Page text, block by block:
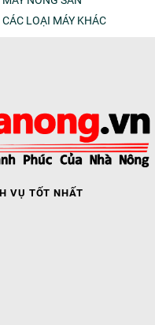
CÁC LOẠI MÁY KHÁC
VỤ TỐT NHẤT